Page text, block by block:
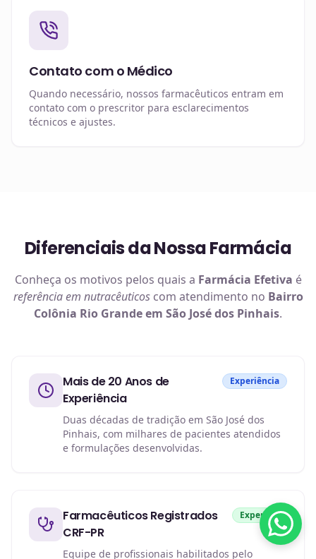
Contato com o Médico
Quando necessário, nossos farmacêuticos entram em
contato com o prescritor para esclarecimentos
técnicos e ajustes.
Diferenciais da Nossa Farmácia
Conheça os motivos pelos quais a Farmácia Efetiva é
referência em nutracêuticoscom atendimento no Bairro
Colônia Rio Grande em São José dos Pinhais.
Mais de 20 Anos de
Experiência
Experiência
Duas décadas de tradição em São José dos
Pinhais, com milhares de pacientes atendidos
e formulações desenvolvidas.
Farmacêuticos Registrados
CRF-PR
Expertise
Equipe de profissionais habilitados pelo